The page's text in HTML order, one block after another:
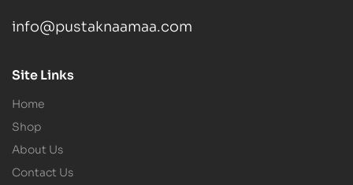
info@pustaknaamaa.com
Site Links
Home
Shop
About Us
Contact Us